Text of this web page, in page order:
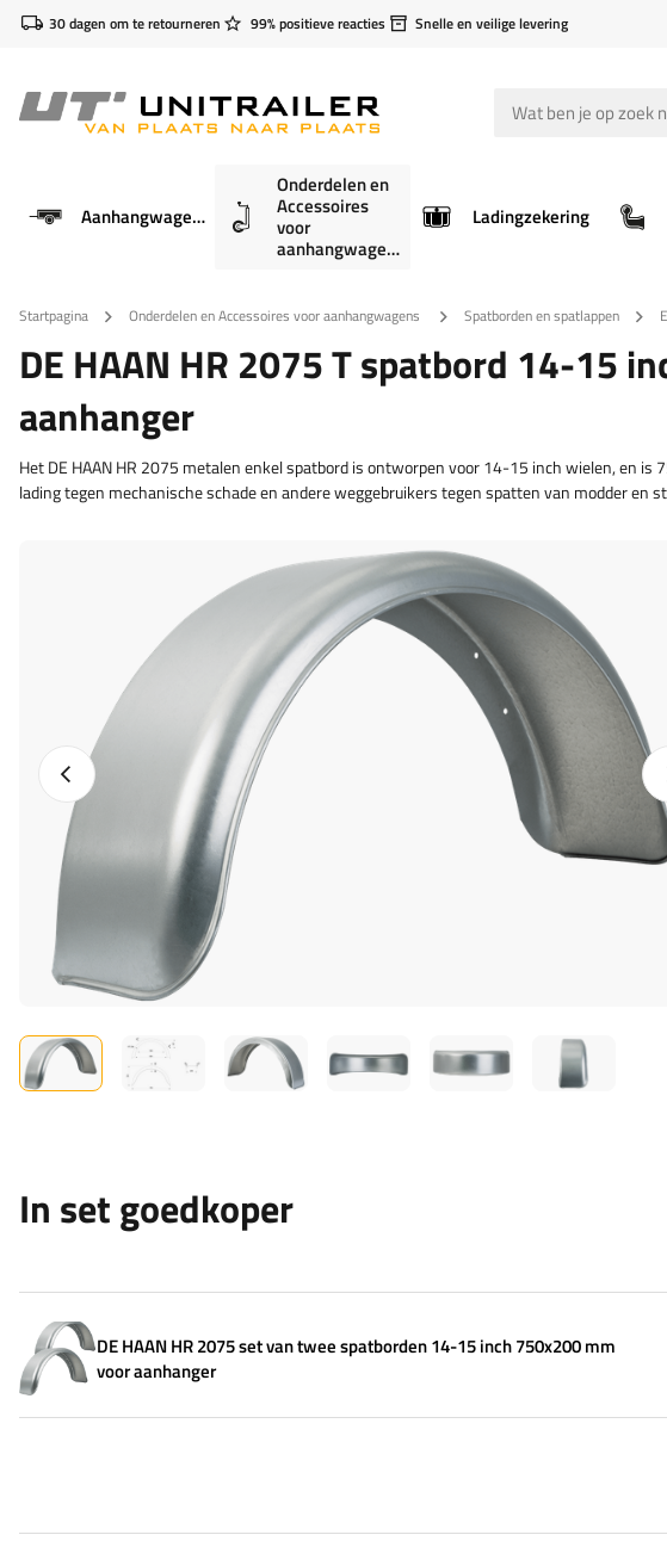
30 dagen om te retourneren 99% positieve reacties Snelle en veilige levering
Aanhangwagens
Onderdelen en
Accessoires
voor
aanhangwagens
Ladingzekering
Startpagina Onderdelen en Accessoires voor aanhangwagens Spatborden en spatlappen
DE HAAN HR 2075 T spatbord 14-15
aanhanger
Het DE HAAN HR 2075 metalen enkel spatbord is ontworpen voor 14-15 inch wielen, en
lading tegen mechanische schade en andere weggebruikers tegen spatten van modder en
Vorige foto
In set goedkoper
DE HAAN HR 2075 set van twee spatborden 14-15 inch 750x200 mm
voor aanhanger